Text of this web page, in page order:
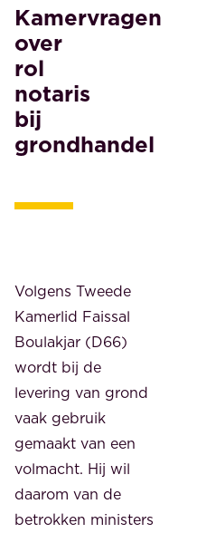
Kamervragen
over
rol
notaris
bij
grondhandel
Volgens Tweede
Kamerlid Faissal
Boulakjar (D66)
wordt bij de
levering van grond
vaak gebruik
gemaakt van een
volmacht. Hij wil
daarom van de
betrokken ministers